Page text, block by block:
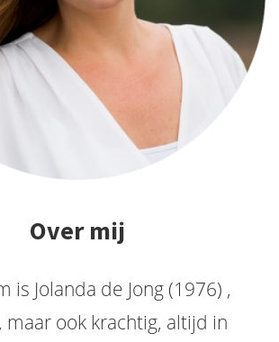
Over mij
is Jolanda de Jong (1976) ,
maar ook krachtig, altijd in